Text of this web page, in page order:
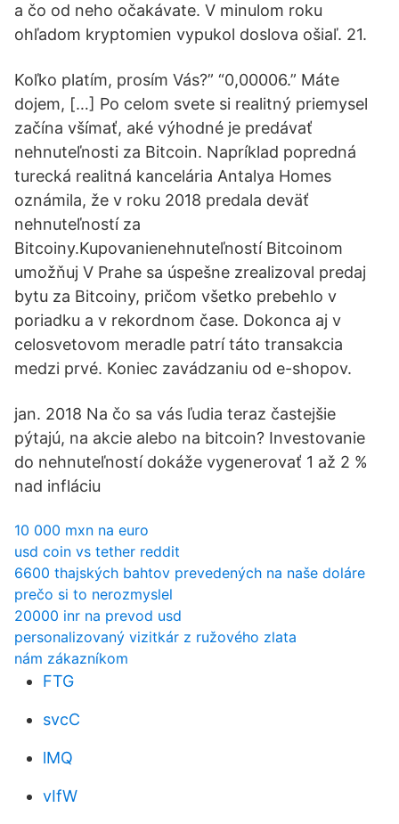
a čo od neho očakávate. V minulom roku
ohľadom kryptomien vypukol doslova ošiaľ. 21.
Koľko platím, prosím Vás?” “0,00006.” Máte
dojem, […] Po celom svete si realitný priemysel
začína všímať, aké výhodné je predávať
nehnuteľnosti za Bitcoin. Napríklad popredná
turecká realitná kancelária Antalya Homes
oznámila, že v roku 2018 predala deväť
nehnuteľností za
Bitcoiny.Kupovanienehnuteľností Bitcoinom
umožňuj V Prahe sa úspešne zrealizoval predaj
bytu za Bitcoiny, pričom všetko prebehlo v
poriadku a v rekordnom čase. Dokonca aj v
celosvetovom meradle patrí táto transakcia
medzi prvé. Koniec zavádzaniu od e-shopov.
jan. 2018 Na čo sa vás ľudia teraz častejšie
pýtajú, na akcie alebo na bitcoin? Investovanie
do nehnuteľností dokáže vygenerovať 1 až 2 %
nad infláciu
10 000 mxn na euro
usd coin vs tether reddit
6600 thajských bahtov prevedených na naše doláre
prečo si to nerozmyslel
20000 inr na prevod usd
personalizovaný vizitkár z ružového zlata
nám zákazníkom
FTG
svcC
lMQ
vIfW